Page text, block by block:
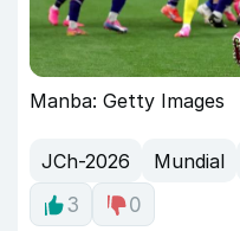
Manba: Getty Images
JCh-2026 Mundial
3
0